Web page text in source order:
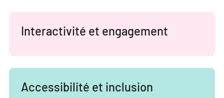
Interactivité et engagement
Accessibilité et inclusion